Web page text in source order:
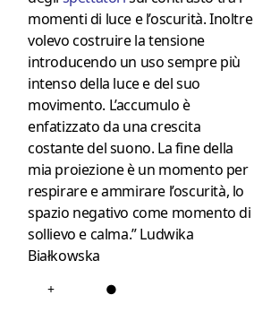
momenti di luce e l’oscurità. Inoltre
volevo costruire la tensione
introducendo un uso sempre più
intenso della luce e del suo
movimento. L’accumulo è
enfatizzato da una crescita
costante del suono. La fine della
mia proiezione è un momento per
respirare e ammirare l’oscurità, lo
spazio negativo come momento di
sollievo e calma.” Ludwika
Białkowska
+ ●